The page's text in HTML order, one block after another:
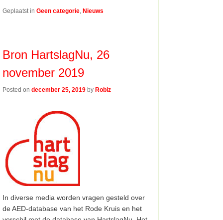
Geplaatst in Geen categorie, Nieuws
Bron HartslagNu, 26
november 2019
Posted ondecember 25, 2019 byRobiz
In diverse media worden vragen gesteld over
de AED-database van het Rode Kruis en het